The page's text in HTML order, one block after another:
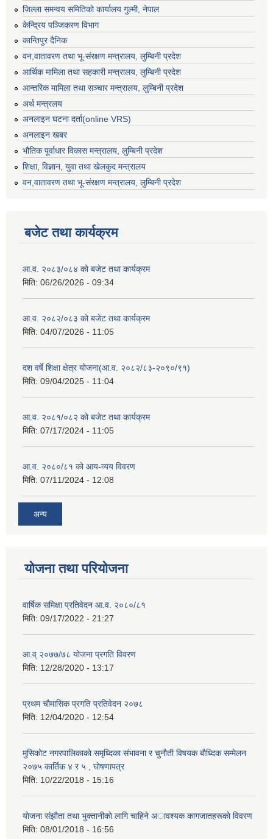
जिल्ला समन्वय समितिको कार्यालय गुल्मी, नेपाल
केन्द्रिय पञ्जिकरण विभाग
कान्तिपुर दैनिक
वन,वातावरण तथा भू-संरक्षण मन्त्रालय, लुम्बिनी प्रदेश
आर्थिक मामिला तथा सहकारी मन्त्रालय, लुम्बिनी प्रदेश
आन्तरिक मामिला तथा सञ्चार मन्त्रालय, लुम्बिनी प्रदेश
अर्थ मन्त्रलय
अनलाइन घटना दर्ता(online VRS)
अनलाइन खबर
भौतिक पूर्वाधार विकास मन्त्रालय, लुम्बिनी प्रदेश
शिक्षा, विज्ञान, युवा तथा खेलकुद मन्‍‍त्रालय
वन,वातावरण तथा भू-संरक्षण मन्त्रालय, लुम्बिनी प्रदेश
बजेट तथा कार्यक्रम
आ.व. २०८३/०८४ को बजेट तथा कार्यक्रम
मिति: 06/26/2026 - 09:34
आ.व. २०८२/०८३ को बजेट तथा कार्यक्रम
मिति: 04/07/2026 - 11:05
दश वर्षे शिक्षा क्षेत्र योजना(आ.व. २०८२/८३-२०९०/९१)
मिति: 09/04/2025 - 11:04
आ.व. २०८१/०८२ को बजेट तथा कार्यक्रम
मिति: 07/17/2024 - 11:05
आ.व. २०८०/८१ को आय-व्यय विवरण
मिति: 07/11/2024 - 12:08
अन्य
योजना तथा परियोजना
वार्षिक समिक्षा प्रतिवेदन आ.व. २०८०/८१
मिति: 09/17/2022 - 21:27
आ.व् २०७७/७८ योजना प्रगति विवरण
मिति: 12/28/2020 - 13:17
प्रथम चाैमासिक प्रगति प्रतिवेदन २०७८
मिति: 12/04/2020 - 12:54
मुसिकाेट नगरपालिकाकाे समृध्दिका संभावना र चुनाैती विषयक बाैध्दिक सम्मेलन
२०७५ कार्तिक ४ र ५ , घाेषणापत्र
मिति: 10/22/2018 - 15:16
याेजना संझाैता तथा भुक्तानीकाे लागि चाहिने अावश्यक कागजातहरूकाे विवरण
मिति: 08/01/2018 - 16:56